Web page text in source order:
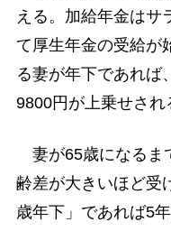
える。加給年金はサ
て厚生年金の受給が
る妻が年下であれば
9800円が上乗せされ
妻が65歳になるま
齢差が大きいほど受
歳年下」であれば5